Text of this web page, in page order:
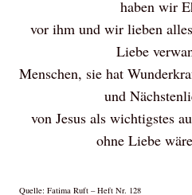
haben wir
vor ihm und wir lieben
Liebe
Menschen, sie hat
und
von Jesus als wichtigstes
ohne Liebe
Quelle: Fatima Ruft – Heft Nr. 128